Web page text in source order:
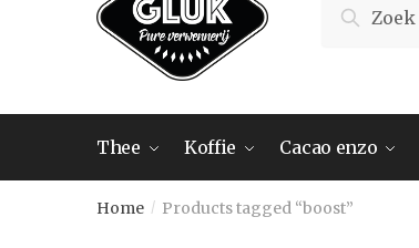
for:
Search
Thee Koffie Cacao enzo
Home / Products tagged “boost”